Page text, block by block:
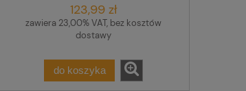
123,99 zł
zawiera 23,00% VAT, bez kosztów
dostawy
do koszyka